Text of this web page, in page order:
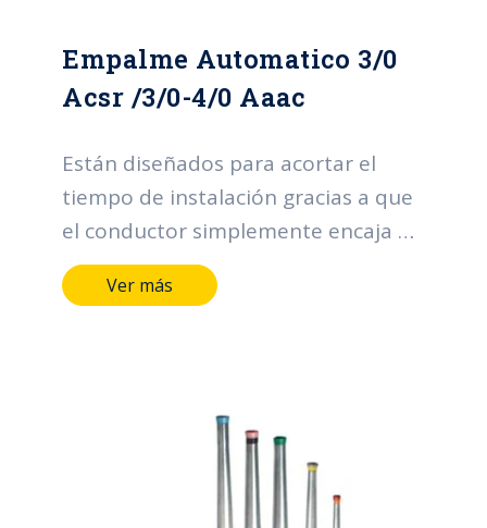
Empalme Automatico 3/0
Acsr /3/0-4/0 Aaac
Están diseñados para acortar el
tiempo de instalación gracias a que
el conductor simplemente encaja en
cada una de las puntas y
automaticamente encaja al ser
protegiendo la conexión contra
ambientes corrosivos durante
largos periodos de tiempo
Ver más